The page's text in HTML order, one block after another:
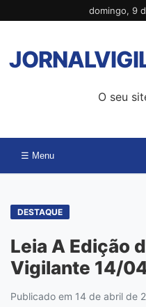
para
conteúdo
domingo, 9
O seu
☰ Menu
DESTAQUE
Leia A Edição
Vigilante 14/
Publicado em 14 de abril de